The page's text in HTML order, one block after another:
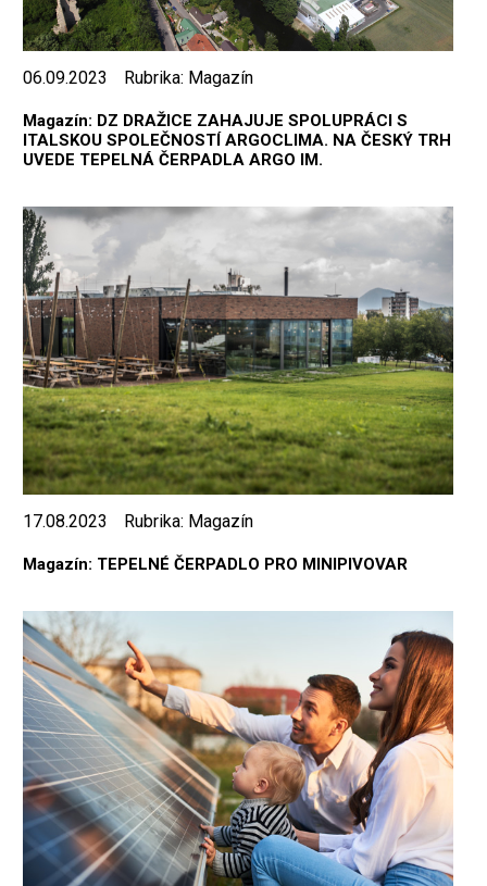
06.09.2023 Rubrika: Magazín
Magazín: DZ DRAŽICE ZAHAJUJE SPOLUPRÁCI S
ITALSKOU SPOLEČNOSTÍ ARGOCLIMA. NA ČESKÝ TRH
UVEDE TEPELNÁ ČERPADLA ARGO IM.
17.08.2023 Rubrika: Magazín
Magazín: TEPELNÉ ČERPADLO PRO MINIPIVOVAR